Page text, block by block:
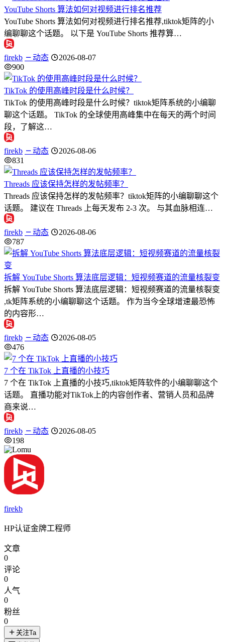
YouTube Shorts 算法如何对视频进行排名推荐
YouTube Shorts 算法如何对视频进行排名推荐,tiktok矩阵的小
编聊聊这个话题。 以下是 YouTube Shorts 推荐算…
firekb 动态
2026-08-07
900
TikTok 的使用高峰时段是什么时候？
TikTok 的使用高峰时段是什么时候？tiktok矩阵系统的小编聊
聊这个话题。 TikTok 的全球使用高峰集中在每天的两个时间
段，了解这…
firekb 动态
2026-08-06
831
Threads 应该保持怎样的发帖频率？
Threads 应该保持怎样的发帖频率？tiktok矩阵的小编聊聊这个
话题。 建议在 Threads 上每天发布 2-3 次。 与其血脉相连…
firekb 动态
2026-08-06
787
拆解 YouTube Shorts 算法底层逻辑：短视频赛道的流量核裂变
拆解 YouTube Shorts 算法底层逻辑：短视频赛道的流量核裂变
,tk矩阵系统的小编聊聊这个话题。 作为当今全球增速最恐怖
的内容形…
firekb 动态
2026-08-05
476
7 个在 TikTok 上直播的小技巧
7 个在 TikTok 上直播的小技巧,tiktok矩阵软件的小编聊聊这个
话题。 直播功能对TikTok上的内容创作者、营销人员和品牌
商来说…
firekb 动态
2026-08-05
198
firekb
HP认证金牌工程师
文章
0
评论
0
人气
0
粉丝
0
关注Ta